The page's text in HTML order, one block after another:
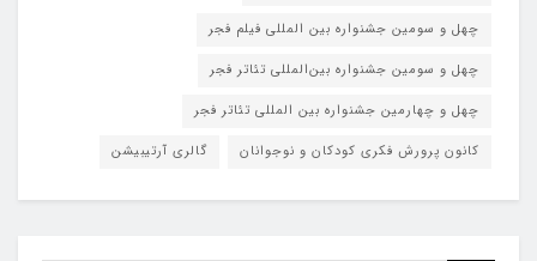
چهل و سومین جشنواره بین المللی فیلم فجر
چهل و سومین جشنواره بین‌المللی تئاتر فجر
چهل و چهارمین جشنواره بین المللی تئاتر فجر
کانون پرورش فکری کودکان و نوجوانان
گالری آرتیبیشن